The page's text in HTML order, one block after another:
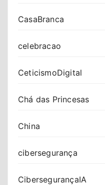
CasaBranca
celebracao
CeticismoDigital
Chá das Princesas
China
cibersegurança
CibersegurançaIA